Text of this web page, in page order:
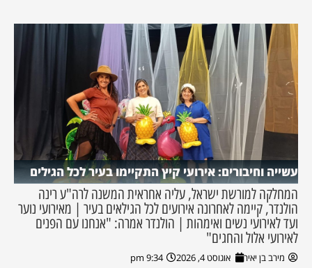
עשייה וחיבורים: אירועי קיץ התקיימו בעיר לכל הגילים
המחלקה למורשת ישראל, עליה אחראית המשנה לרה"ע רינה
הולנדר, קיימה לאחרונה אירועים לכל הגילאים בעיר | מאירועי נוער
ועד לאירועי נשים ואימהות | הולנדר אמרה: "אנחנו עם הפנים
לאירועי אלול והחגים"
מירב בן יאיר אוגוסט 4, 2026 9:34 pm